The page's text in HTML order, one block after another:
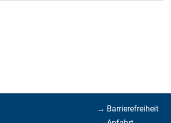
→ Barrierefreiheit